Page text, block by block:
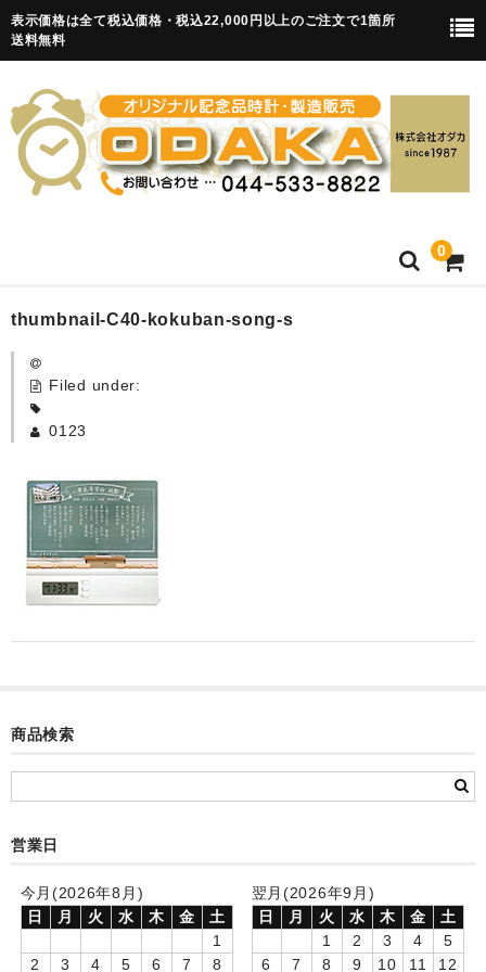
表示価格は全て税込価格・税込22,000円以上のご注文で1箇所
送料無料
0
HOME
卒園記念品
カード付フォトフレームクロック(集合)
目覚まし時計(集合＋個別)
メロディ時計(集合)
音声時計(集合)
お絵かきギャラリープラス(絵＋個別)
メロディ時計(個別)
お絵かきギャラリー
自作オリジナル時計
thumbnail-C40-kokuban-song-s
Filed under:
0123
商品検索
営業日
今月(2026年8月)
日
月 火 水 木 金
土
1
2
3 4 5 6 7 8
翌月(2026年9月)
日
月 火 水 木 金
土
1
2 3 4
5
6
7 8 9 10 11 12